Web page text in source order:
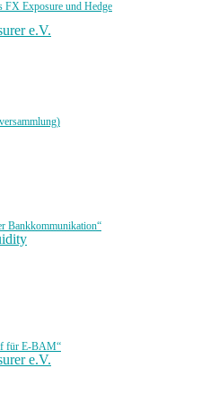
FX Exposure und Hedge
e.V.
Bankkommunikation“
für E-BAM“
e.V.